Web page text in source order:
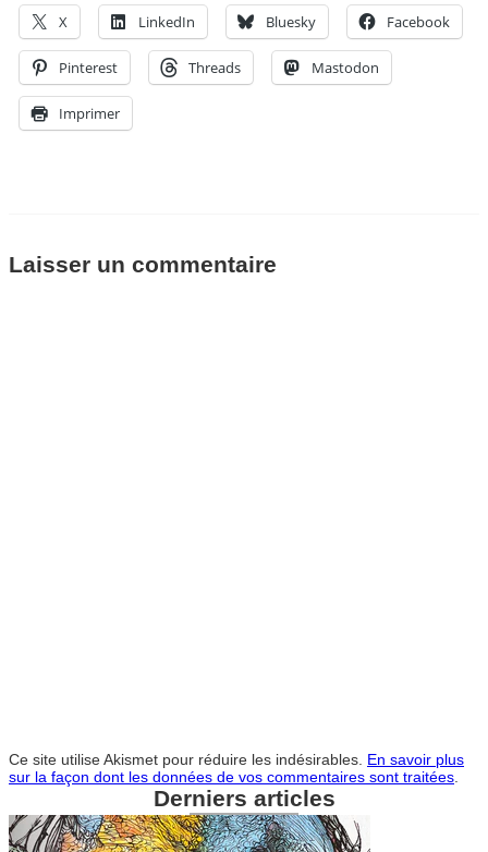
X LinkedIn Bluesky Facebook
Pinterest Threads Mastodon
Imprimer
Laisser un commentaire
Ce site utilise Akismet pour réduire les indésirables. En savoir plus
sur la façon dont les données de vos commentaires sont traitées
Derniers articles